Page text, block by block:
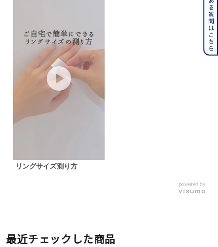
リングサイズ測り方
powered by
最近チェックした商品
よくある質問はこちら